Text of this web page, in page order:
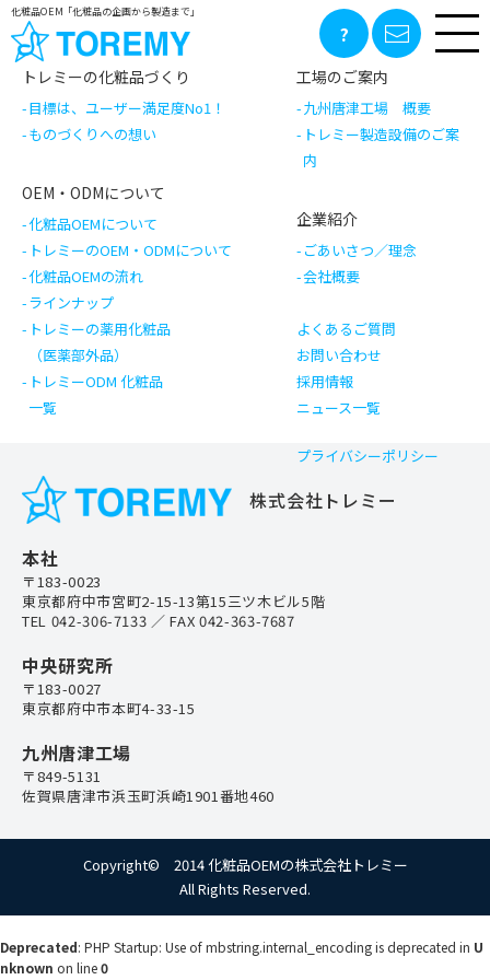
化粧品OEM「化粧品の企画から製造まで」
ホワイトケアクリーム（TW薬用TTクリーム）
記事一覧へ戻る
トレミーの化粧品づくり
目標は、ユーザー満足度No1！
ものづくりへの想い
OEM・ODMについて
化粧品OEMについて
トレミーのOEM・ODMについて
化粧品OEMの流れ
ラインナップ
トレミーの薬用化粧品
（医薬部外品）
トレミーODM 化粧品
一覧
工場のご案内
九州唐津工場 概要
トレミー製造設備のご案
内
企業紹介
ごあいさつ／理念
会社概要
よくあるご質問
お問い合わせ
採用情報
ニュース一覧
プライバシーポリシー
株式会社トレミー
本社
〒183-0023
東京都府中市宮町2-15-13第15三ツ木ビル5階
TEL 042-306-7133 ／ FAX 042-363-7687
中央研究所
〒183-0027
東京都府中市本町4-33-15
九州唐津工場
〒849-5131
佐賀県唐津市浜玉町浜崎1901番地460
Copyright© 2014 化粧品OEMの株式会社トレミー
All Rights Reserved.
Deprecated: PHP Startup: Use of mbstring.internal_encoding is deprecated in U
nknown on line0